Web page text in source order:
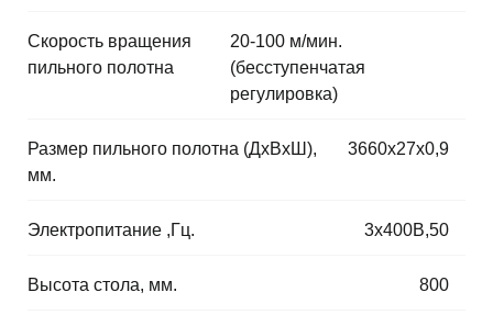
Скорость вращения
пильного полотна
20-100 м/мин.
(бесступенчатая
регулировка)
Размер пильного полотна (ДхВхШ),
мм.
3660х27х0,9
Электропитание ,Гц. 3х400В,50
Высота стола, мм. 800